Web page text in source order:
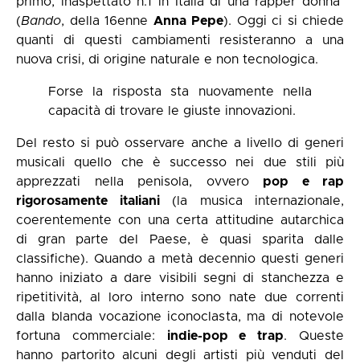
(Bando, della 16enne Anna Pepe). Oggi ci si chiede
quanti di questi cambiamenti resisteranno a una
nuova crisi, di origine naturale e non tecnologica.
Forse la risposta sta nuovamente nella
capacità di trovare le giuste innovazioni.
Del resto si può osservare anche a livello di generi
musicali quello che è successo nei due stili più
apprezzati nella penisola, ovvero pop e rap
rigorosamente italiani(la musica internazionale,
coerentemente con una certa attitudine autarchica
di gran parte del Paese, è quasi sparita dalle
classifiche). Quando a metà decennio questi generi
hanno iniziato a dare visibili segni di stanchezza e
ripetitività, al loro interno sono nate due correnti
dalla blanda vocazione iconoclasta, ma di notevole
fortuna commerciale: indie-pop e trap. Queste
hanno partorito alcuni degli artisti più venduti del